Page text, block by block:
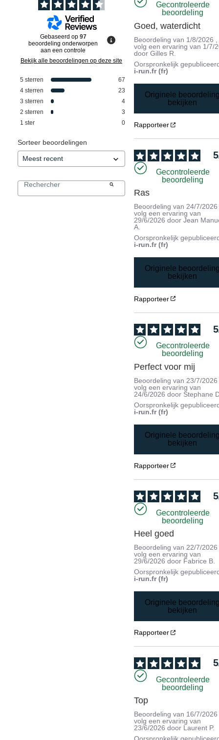
Gebaseerd op 97
beoordeling onderworpen
aan een controle
Bekijk alle beoordelingen op deze site
5 sterren
67
4 sterren
23
3 sterren
4
2 sterren
3
1 ster 0
Sorteer beoordelingen
Gecontroleerde
beoordeling
Goed, waterdicht
Beoordeling van 1/8/2026
volg een ervaring van 1/7/
doorGilles R.
Oorspronkelijk
i-run.fr (fr)
Originele
bekijken
Rapporteer
5
Gecontroleerde
beoordeling
Ras
Beoordeling van24/7/2026
volg een ervaring van
29/6/2026 doorJean
A.
Oorspronkelijk
i-run.fr (fr)
Originele
bekijken
Rapporteer
5
Gecontroleerde
beoordeling
Perfect voor mij
Beoordeling van 23/7/2026
volg een ervaring van
24/6/2026 door Stephane
Oorspronkelijk
i-run.fr (fr)
Originele
bekijken
Rapporteer
5
Gecontroleerde
beoordeling
Heel goed
Beoordeling van 22/7/2026
volg een ervaring van
29/6/2026 door Fabrice B.
Oorspronkelijk
i-run.fr (fr)
Originele
bekijken
Rapporteer
5
Gecontroleerde
beoordeling
Top
Beoordeling van 16/7/2026
volg een ervaring van
23/6/2026 door Laurent P.